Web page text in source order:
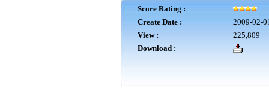
Score Rating :
Create Date :
2009-02-
View :
225,809
Download :